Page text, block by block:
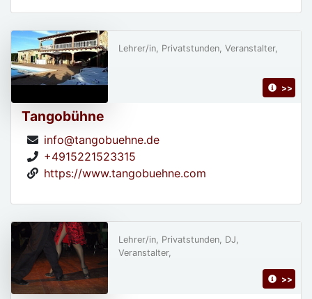
Tangobühne
info@tangobuehne.de
+4915221523315
https://www.tangobuehne.com
Lehrer/in, Privatstunden, Veranstalter,
>>
Lehrer/in, Privatstunden, DJ,
Veranstalter,
>>